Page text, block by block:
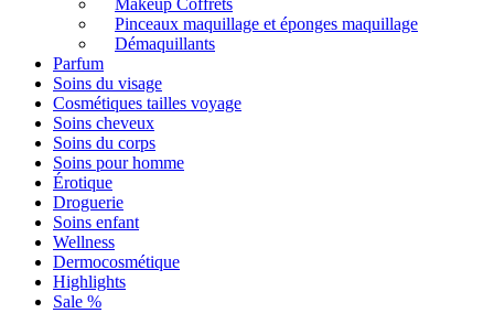
Makeup Coffrets
Pinceaux maquillage et éponges maquillage
Démaquillants
Parfum
Soins du visage
Cosmétiques tailles voyage
Soins cheveux
Soins du corps
Soins pour homme
Érotique
Droguerie
Soins enfant
Wellness
Dermocosmétique
Highlights
Sale %